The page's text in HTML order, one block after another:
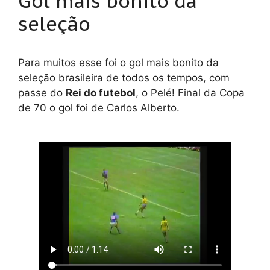
seleção
Para muitos esse foi o gol mais bonito da
seleção brasileira de todos os tempos, com
passe do Rei do futebol, o Pelé! Final da Copa
de 70 o gol foi de Carlos Alberto.